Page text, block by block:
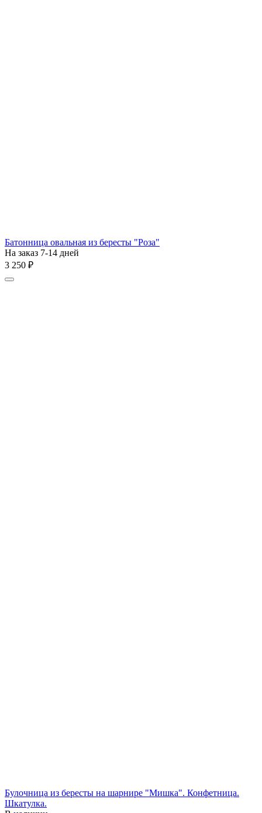
Батонница овальная из бересты "Роза"
На заказ 7-14 дней
3 250 ₽
Булочница из бересты на шарнире "Мишка". Конфетница.
Шкатулка.